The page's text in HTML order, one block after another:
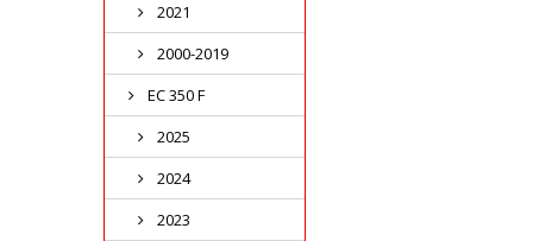
2021
2000-2019
EC 350 F
2025
2024
2023